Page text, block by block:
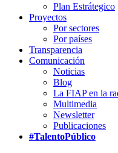
Plan Estrátegico
Proyectos
Por sectores
Por países
Transparencia
Comunicación
Noticias
Blog
La FIAP en la
Multimedia
Newsletter
Publicaciones
#TalentoPúblico